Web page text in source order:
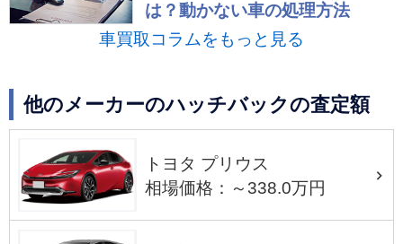
は？動かない車の処理方法
車買取コラムをもっと見る
他のメーカーのハッチバックの査定額
トヨタ プリウス
相場価格：～338.0万円